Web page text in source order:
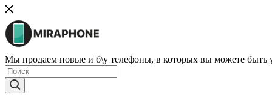
Мы продаем новые и б\у телефоны, в которых вы можете быть